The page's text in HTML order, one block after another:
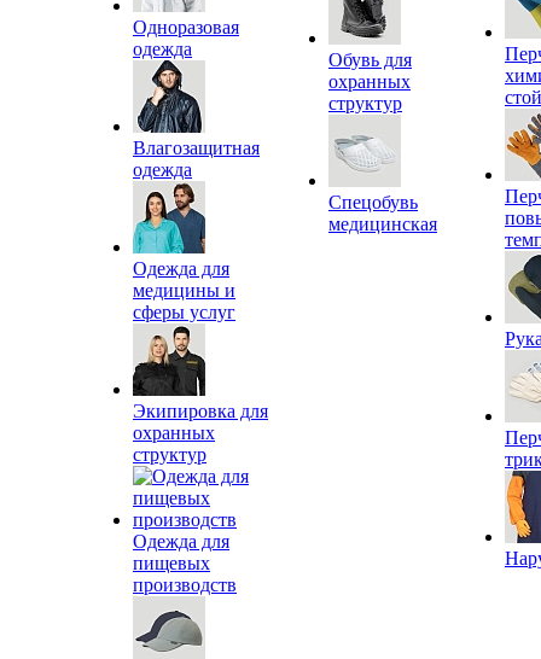
Одноразовая
одежда
Влагозащитная
одежда
Одежда для
медицины и
сферы услуг
Экипировка для
охранных
структур
Одежда для
пищевых
производств
Обувь для
охранных
структур
Спецобувь
медицинская